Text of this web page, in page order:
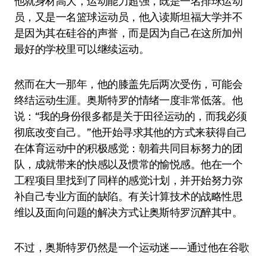
员，又是一名篮球运动员，他入读斯坦福大学并不
是因为其在硅谷的声誉，而是因为自己在这所加州
最好的学校里可以继续运动。
然而在大一那年，他的膝盖先后两次受伤，可能会
终结运动生涯。奥斯特罗的情绪一度非常低落。他
说：“我的身份很多都是关于田径运动的，而我必须
彻底改变自己。”他开始寻求其他的方式来获得自己
在体育运动中的积极感觉：朝着共同目标努力的团
队，成就带来的快感以及惯常的愉悦感。他在一个
工程项目里找到了同样的感觉计划，并开始努力弥
补自己专业方面的缺陷。有关计算技术的战略性思
维以及面向问题的解决方式让奥斯特罗沉醉其中。
不过，奥斯特罗仍然是一个运动迷——通过他在谷歌